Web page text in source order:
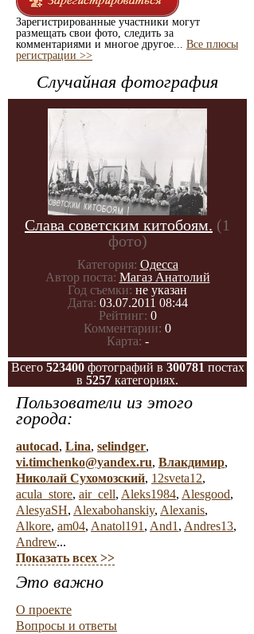
Зарегистрированные участники могут
размещать свои фото, следить за
комментариями и многое другое... Все плюсы
регистрации >>
Случайная фотография
Слава советским китобоям. (1
фото)
Категория: Одесса
Автор поста: Магаз Анатолий
Год съемки: не указан
Дата: 03.07.2011 08:44
Рейтинг: 0
Комментарии: 0
Карта: -
Всего 523400фотографий в 300781 постах
в 5257 категориях.
Пользователи из этого
города:
autocad, Lina, selindger,
vi.timchenko@yandex.ru, Влакдимир,
Николай Сухомозский, 12sveta12,
acula_store, air_cell, Aleks1984, Alesgood,
AlesyaSH, Alexabohanskiy, Alexanis,
Alkore, am04, Anatol191 , And1 , Andres13,
Andrew...
Показать всех >>
Это важно
О проекте
Вопросы и ответы